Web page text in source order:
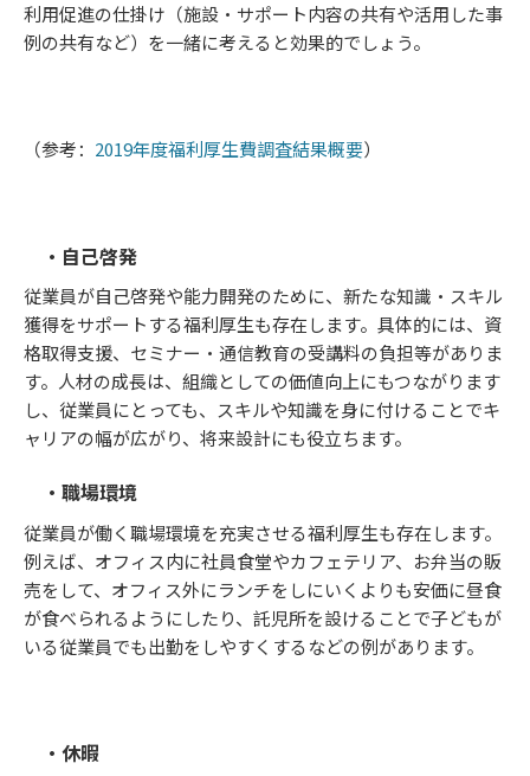
利用促進の仕掛け（施設・サポート内容の共有や活用した事
例の共有など）を一緒に考えると効果的でしょう。
（参考： 2019年度福利厚生費調査結果概要）
・自己啓発
従業員が自己啓発や能力開発のために、新たな知識・スキル
獲得をサポートする福利厚生も存在します。具体的には、資
格取得支援、セミナー・通信教育の受講料の負担等がありま
す。人材の成長は、組織としての価値向上にもつながります
し、従業員にとっても、スキルや知識を身に付けることでキ
ャリアの幅が広がり、将来設計にも役立ちます。
・職場環境
従業員が働く職場環境を充実させる福利厚生も存在します。
例えば、オフィス内に社員食堂やカフェテリア、お弁当の販
売をして、オフィス外にランチをしにいくよりも安価に昼食
が食べられるようにしたり、託児所を設けることで子どもが
いる従業員でも出勤をしやすくするなどの例があります。
・休暇